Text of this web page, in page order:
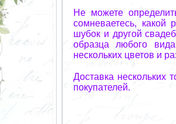
Не можете
сомневаетесь, какой
шубок и другой
образца любого
нескольких цветов и
Доставка нескольких
покупателей.